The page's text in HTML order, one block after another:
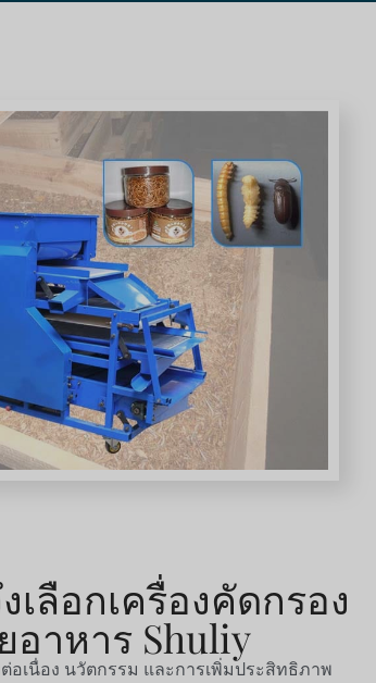
เลือกเครื่องคัดกรอง
าหาร Shuliy
อเนื่อง นวัตกรรม และการเพิ่มประสิทธิภาพ